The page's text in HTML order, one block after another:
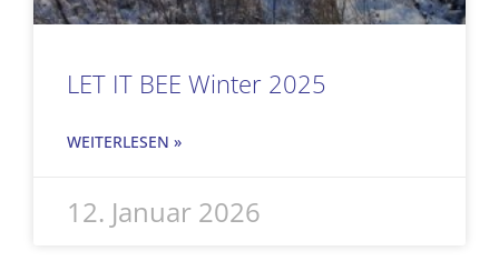
LET IT BEE Winter 2025
WEITERLESEN »
12. Januar 2026